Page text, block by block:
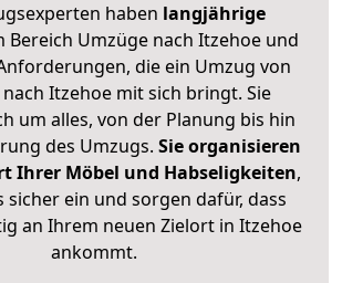
haben langjährige
Bereich Umzüge nach Itzehoe und
die ein Umzug von
Itzehoe mit sich bringt. Sie
um alles, von der Planung bis hin
des Umzugs. Sie organisieren
Ihrer Möbel und Habseligkeiten,
sicher ein und sorgen dafür, dass
an Ihrem neuen Zielort in Itzehoe
ankommt.